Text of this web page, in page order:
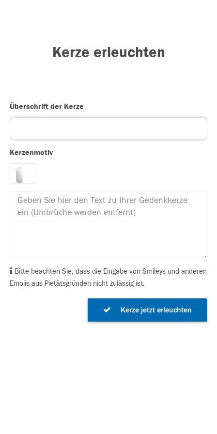
Kerze erleuchten
Überschrift der Kerze
Kerzenmotiv
Bitte beachten Sie, dass die Eingabe von Smileys und anderen
Emojis aus Pietätsgründen nicht zulässig ist.
Kerze jetzt erleuchten